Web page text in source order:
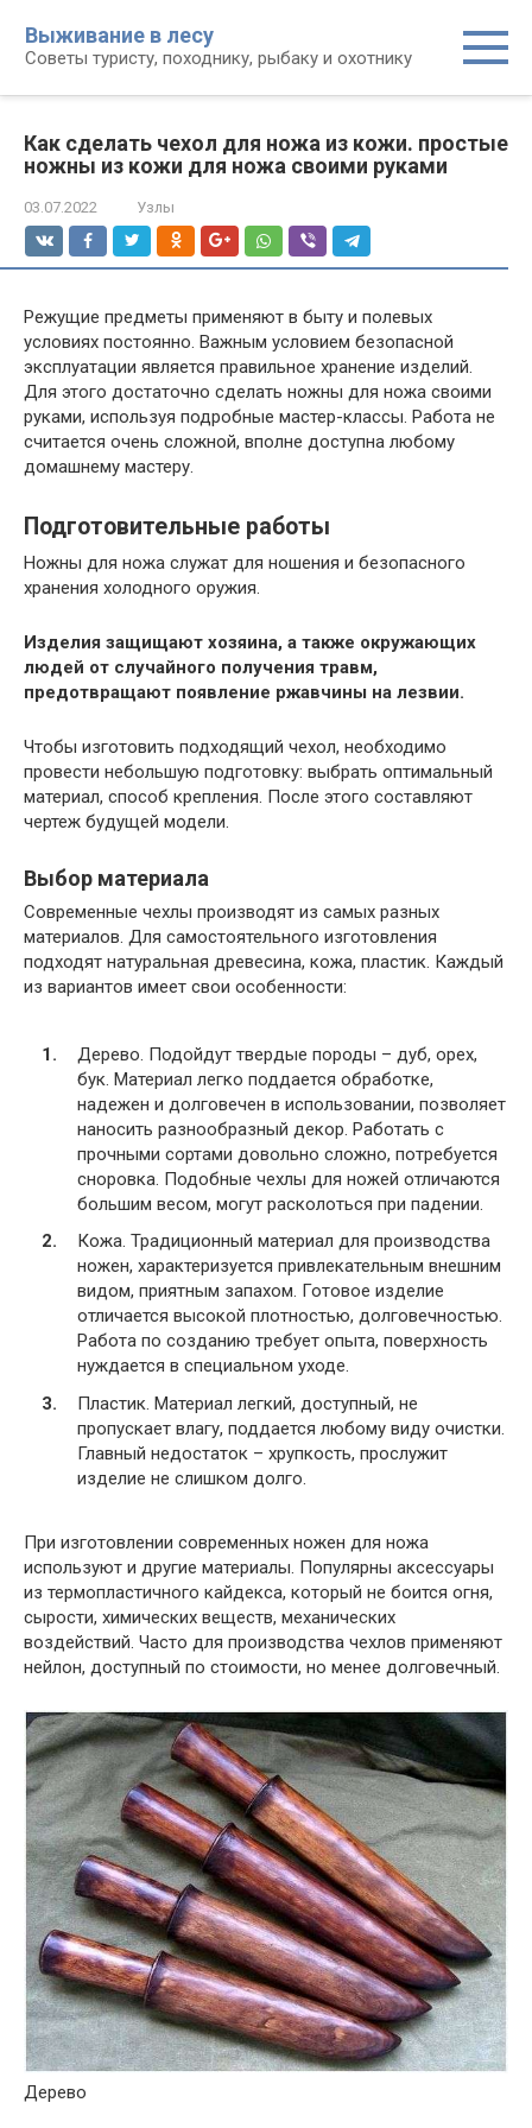
контенту
Выживание в лесу
Советы туристу, походнику, рыбаку и охотнику
Как сделать чехол для ножа из кожи. простые
ножны из кожи для ножа своими руками
03.07.2022 Узлы
Режущие предметы применяют в быту и полевых
условиях постоянно. Важным условием безопасной
эксплуатации является правильное хранение изделий.
Для этого достаточно сделать ножны для ножа своими
руками, используя подробные мастер-классы. Работа не
считается очень сложной, вполне доступна любому
домашнему мастеру.
Подготовительные работы
Ножны для ножа служат для ношения и безопасного
хранения холодного оружия.
Изделия защищают хозяина, а также окружающих
людей от случайного получения травм,
предотвращают появление ржавчины на лезвии.
Чтобы изготовить подходящий чехол, необходимо
провести небольшую подготовку: выбрать оптимальный
материал, способ крепления. После этого составляют
чертеж будущей модели.
Выбор материала
Современные чехлы производят из самых разных
материалов. Для самостоятельного изготовления
подходят натуральная древесина, кожа, пластик. Каждый
из вариантов имеет свои особенности:
Дерево. Подойдут твердые породы – дуб, орех,
бук. Материал легко поддается обработке,
надежен и долговечен в использовании, позволяет
наносить разнообразный декор. Работать с
прочными сортами довольно сложно, потребуется
сноровка. Подобные чехлы для ножей отличаются
большим весом, могут расколоться при падении.
Кожа. Традиционный материал для производства
ножен, характеризуется привлекательным внешним
видом, приятным запахом. Готовое изделие
отличается высокой плотностью, долговечностью.
Работа по созданию требует опыта, поверхность
нуждается в специальном уходе.
Пластик. Материал легкий, доступный, не
пропускает влагу, поддается любому виду очистки.
Главный недостаток – хрупкость, прослужит
изделие не слишком долго.
При изготовлении современных ножен для ножа
используют и другие материалы. Популярны аксессуары
из термопластичного кайдекса, который не боится огня,
сырости, химических веществ, механических
воздействий. Часто для производства чехлов применяют
нейлон, доступный по стоимости, но менее долговечный.
Дерево